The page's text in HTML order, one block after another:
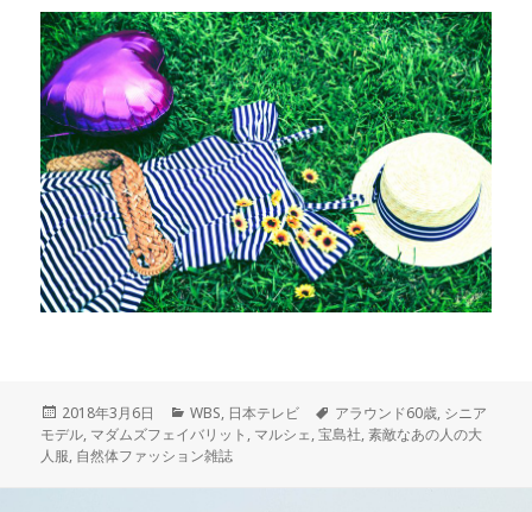
投
稿
日:
2018年3月6日
カ
テ
ゴ
WBS, 日本テレビ
タ
グ
アラウンド60歳, シニア
モデル, マダムズフェイバリット , マルシェ,宝島社,素敵なあの人の大
人服, 自然体ファッション雑誌